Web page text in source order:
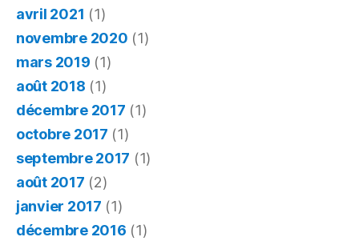
avril 2021 (1)
novembre 2020 (1)
mars 2019 (1)
août 2018 (1)
décembre 2017 (1)
octobre 2017 (1)
septembre 2017 (1)
août 2017 (2)
janvier 2017 (1)
décembre 2016 (1)